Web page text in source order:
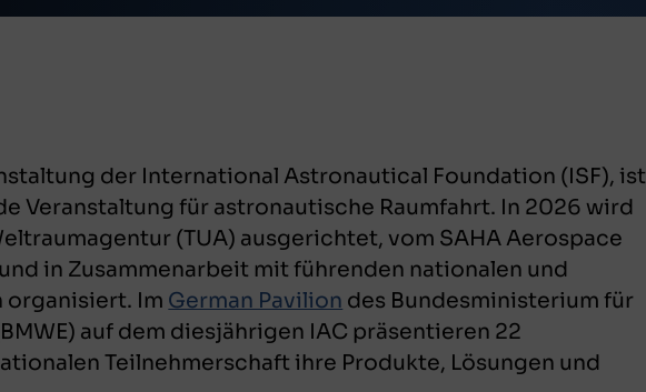
der International Astronautical Foundation (ISF), ist
Veranstaltung für astronautische Raumfahrt. In 2026 wird
(TUA) ausgerichtet, vom SAHA Aerospace
in Zusammenarbeit mit führenden nationalen und
organisiert. Im German Pavilion des Bundesministerium für
auf dem diesjährigen IAC präsentieren 22
Teilnehmerschaft ihre Produkte, Lösungen und